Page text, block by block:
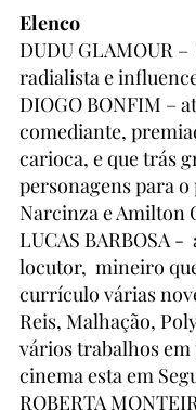
Elenco
DUDU GLAMOUR –
radialista e
DIOGO BONFIM –
comediante,
carioca, e que trás
personagens para
Narcinza e Amilton
LUCAS BARBOSA -
locutor,  mineiro
currículo várias
Reis, Malhação,
vários trabalhos
cinema esta em
ROBERTA